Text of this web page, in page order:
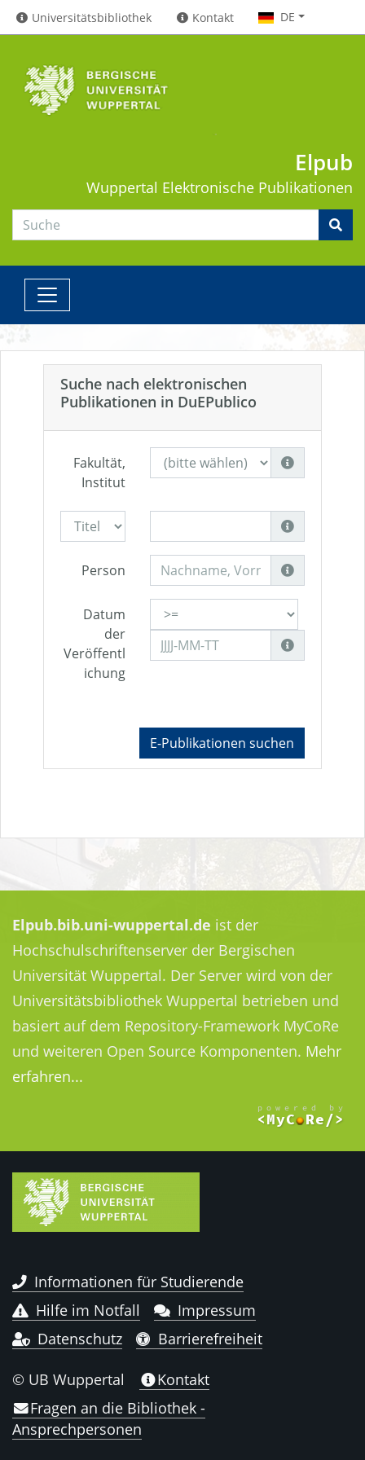
Universitätsbibliothek Kontakt DE
Elpub
Wuppertal Elektronische Publikationen
Suche nach elektronischen
Publikationen in DuEPublico
Fakultät,
Institut
Person
Datum
der
Veröffentl
ichung
E-Publikationen suchen
Elpub.bib.uni-wuppertal.de ist der
Hochschulschriftenserver der Bergischen
Universität Wuppertal. Der Server wird von der
Universitätsbibliothek Wuppertal betrieben und
basiert auf dem Repository-Framework MyCoRe
und weiteren Open Source Komponenten. Mehr
erfahren...
Informationen für Studierende
Hilfe im Notfall
Impressum
Datenschutz
Barrierefreiheit
© UB Wuppertal
Kontakt
Fragen an die Bibliothek -
Ansprechpersonen